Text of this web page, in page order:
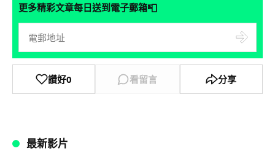
更多精彩文章每日送到電子郵箱📮
讚好0 看留言 分享
最新影片